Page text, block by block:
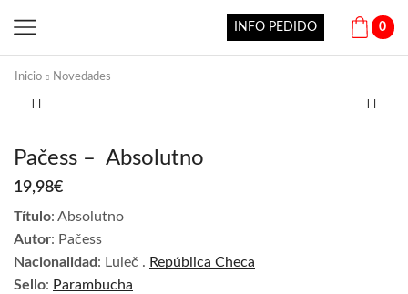
INFO PEDIDO 0
Inicio Novedades
Pačess – Absolutno
19,98€
Título: Absolutno
Autor: Pačess
Nacionalidad: Luleč . República Checa
Sello: Parambucha